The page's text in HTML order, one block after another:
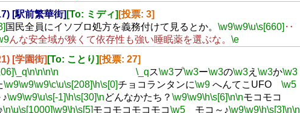
[駅前繁華街] [To: ミディ] [投票: 3]
国民全員にイソブロ処方を義務付けて見るとか。 \w9\w9\u\s[660] ‥
んな安全域が狭くて依存性も強い睡眠薬を選ぶな。 \e
[学園街] [To: ことり] [投票: 27]
\_q\n\n\n\n \_qス\w3プ\w3ー\w3の\w3え \w3か\w3
\w9\w9\w9\c\u\s[208]\h\s[0]チョコランタンに\w9へんてこUFO \w5
\w9\w9\u\s[-1]\h\s[30]\nどんなかたち？ \w9\w9\h\s[6]\n\nモコモコ
\n\u\s[1000]\w9\h\s[5]モコモコモコモコ\w5モコ～♪\w9\w9\h\s[3]\n\n